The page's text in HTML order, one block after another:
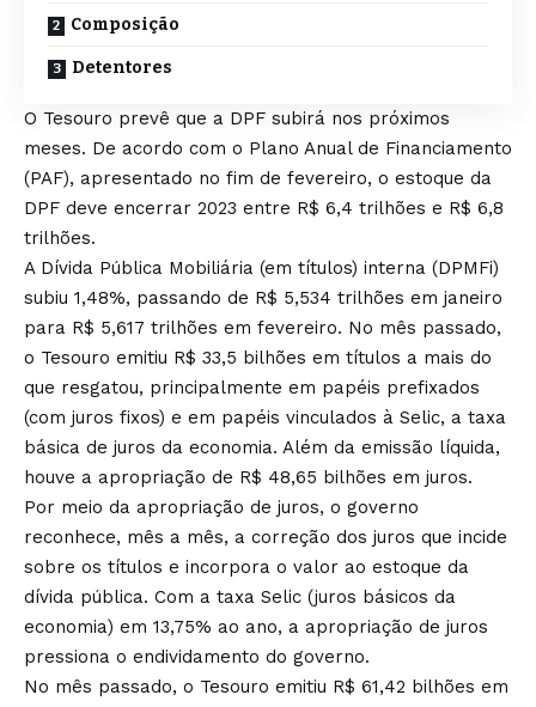
Composição
Detentores
O Tesouro prevê que a DPF subirá nos próximos
meses. De acordo com o Plano Anual de Financiamento
(PAF), apresentado no fim de fevereiro, o estoque da
DPF deve encerrar 2023 entre R$ 6,4 trilhões e R$ 6,8
trilhões.
A Dívida Pública Mobiliária (em títulos) interna (DPMFi)
subiu 1,48%, passando de R$ 5,534 trilhões em janeiro
para R$ 5,617 trilhões em fevereiro. No mês passado,
o Tesouro emitiu R$ 33,5 bilhões em títulos a mais do
que resgatou, principalmente em papéis prefixados
(com juros fixos) e em papéis vinculados à Selic, a taxa
básica de juros da economia. Além da emissão líquida,
houve a apropriação de R$ 48,65 bilhões em juros.
Por meio da apropriação de juros, o governo
reconhece, mês a mês, a correção dos juros que incide
sobre os títulos e incorpora o valor ao estoque da
dívida pública. Com a taxa Selic (juros básicos da
economia) em 13,75% ao ano, a apropriação de juros
pressiona o endividamento do governo.
No mês passado, o Tesouro emitiu R$ 61,42 bilhões em